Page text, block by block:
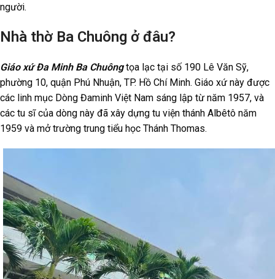
người.
Nhà thờ Ba Chuông ở đâu?
Giáo xứ Đa Minh Ba Chuôngtọa lạc tại số 190 Lê Văn Sỹ,
phường 10, quận Phú Nhuận, TP. Hồ Chí Minh. Giáo xứ này được
các linh mục Dòng Đaminh Việt Nam sáng lập từ năm 1957, và
các tu sĩ của dòng này đã xây dựng tu viện thánh Albêtô năm
1959 và mở trường trung tiểu học Thánh Thomas.